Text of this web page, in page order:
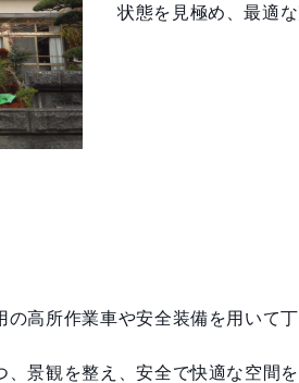
状態を見極め、最適
の高所作業車や安全装備を用いて丁
景観を整え、安全で快適な空間を